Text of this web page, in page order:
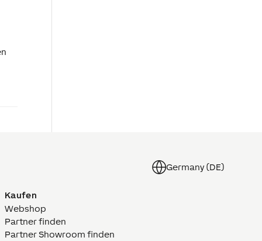
Germany (DE)
Kaufen
Webshop
Partner finden
Partner Showroom finden